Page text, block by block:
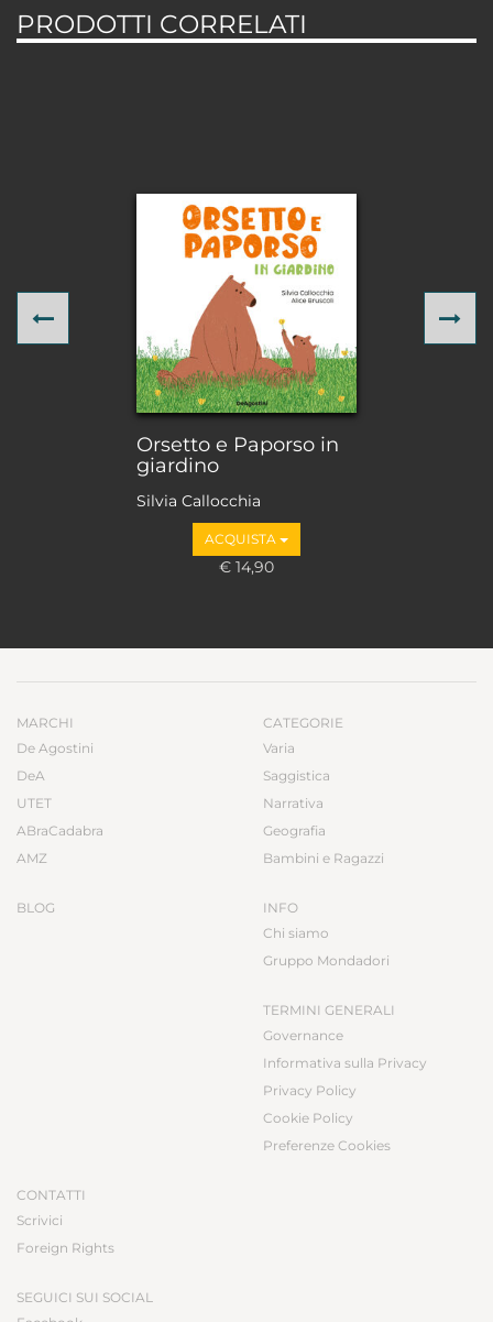
PRODOTTI CORRELATI
Orsetto e Paporso in
giardino
Silvia Callocchia
ACQUISTA
€ 14,90
Previous
MARCHI
De Agostini
DeA
UTET
ABraCadabra
AMZ
BLOG
CATEGORIE
Varia
Saggistica
Narrativa
Geografia
Bambini e Ragazzi
INFO
Chi siamo
Gruppo Mondadori
TERMINI GENERALI
Governance
Informativa sulla Privacy
Privacy Policy
Cookie Policy
Preferenze Cookies
CONTATTI
Scrivici
Foreign Rights
SEGUICI SUI SOCIAL